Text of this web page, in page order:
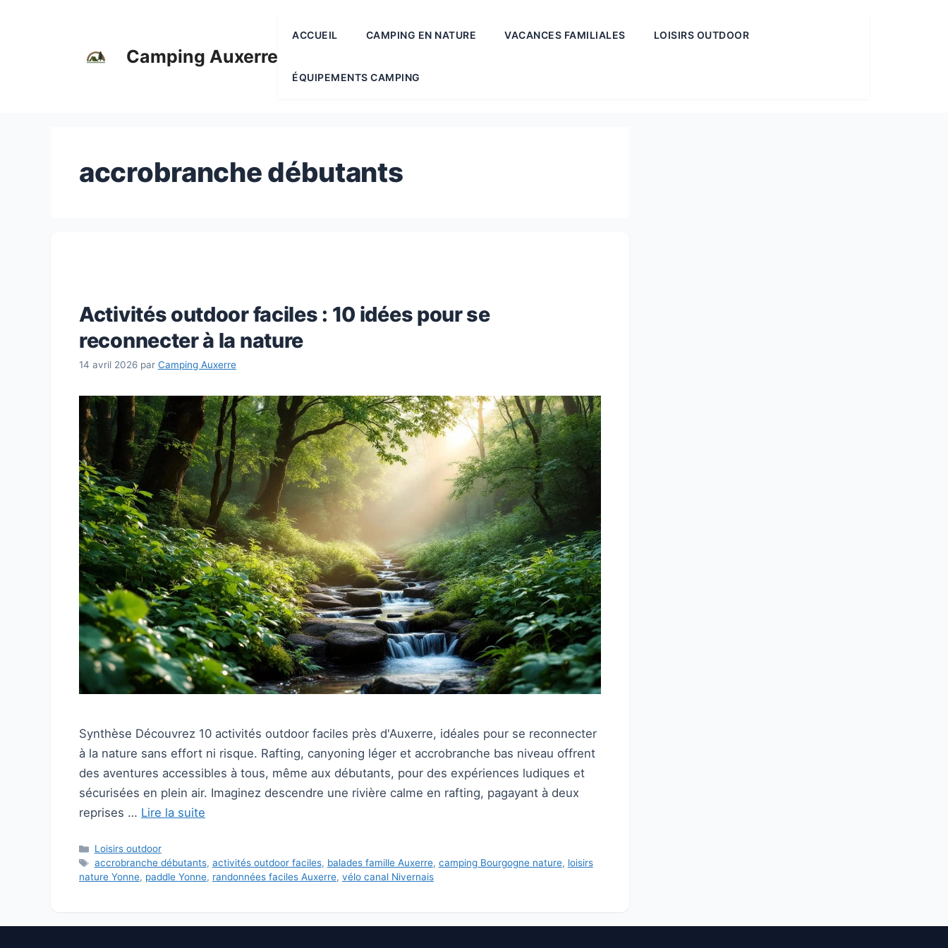
Camping Auxerre
ACCUEIL CAMPING EN NATURE VACANCES FAMILIALES LOISIRS OUTDOOR
ÉQUIPEMENTS CAMPING
accrobranche débutants
Activités outdoor faciles : 10 idées pour se
reconnecter à la nature
14 avril 2026 par Camping Auxerre
Synthèse Découvrez 10 activités outdoor faciles près d'Auxerre, idéales pour se reconnecter
à la nature sans effort ni risque. Rafting, canyoning léger et accrobranche bas niveau offrent
des aventures accessibles à tous, même aux débutants, pour des expériences ludiques et
sécurisées en plein air. Imaginez descendre une rivière calme en rafting, pagayant à deux
reprises … Lire la suite
Catégories
Loisirs outdoor
Étiquettes
accrobranche débutants, activités outdoor faciles, balades famille Auxerre, camping Bourgogne nature, loisirs
nature Yonne, paddle Yonne, randonnées faciles Auxerre, vélo canal Nivernais